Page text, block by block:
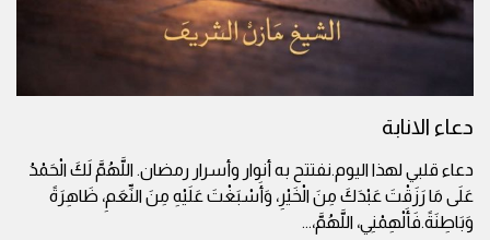
دعاء الانابة
دعاء قلبي لهذا اليوم.نفتتح به أنوار وأسرار رمضان. اللَّهُمَّ لَكَ الْحَمْدُ
عَلَى مَا رَزَقْتَ عَبْدَكَ مِنَ الْخَيْرِ، وَأَسْبَغْتَ عَلَيْهِ مِنَ النِّعَمِ، ظَاهِرَةً
وَبَاطِنَةً.فَأَلْهِمْنِي، اللَّهُمَّ،...